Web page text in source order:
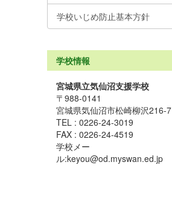
学校いじめ防止基本方針
学校情報
宮城県立気仙沼支援学校
〒988-0141
宮城県気仙沼市松崎柳沢216-7
TEL : 0226-24-3019
FAX : 0226-24-4519
学校メー
ル:keyou@od.myswan.ed.jp